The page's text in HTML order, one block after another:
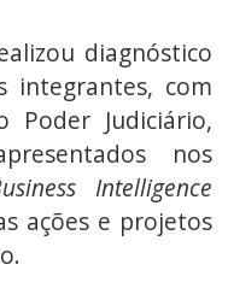
diagnóstico
integrantes, com
Poder Judiciário,
nos
Intelligence
ações e projetos